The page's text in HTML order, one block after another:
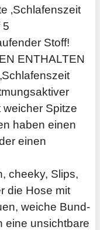
‚Schlafenszeit
5
Stoff!
ENTHALTEN
weicher Spitze
haben einen
einen
cheeky, Slips,
die Hose mit
weiche Bund-
eine unsichtbare